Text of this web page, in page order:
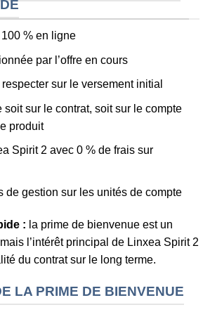
% en ligne
par l’offre en cours
sur le versement initial
soit sur le contrat, soit sur le compte
produit
Spirit 2 avec 0 % de frais sur
de gestion sur les unités de compte
: la prime de bienvenue est un
l’intérêt principal de Linxea Spirit 2
du contrat sur le long terme.
LA PRIME DE BIENVENUE